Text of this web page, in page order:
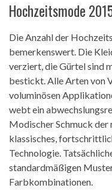
Hochzeitsmode
Die Anzahl der
bemerkenswert. Die
verziert, die Gürtel sind
bestickt. Alle Arten von
voluminösen
webt ein
Modischer Schmuck
klassisches,
Technologie.
standardmäßigen
Farbkombinationen.